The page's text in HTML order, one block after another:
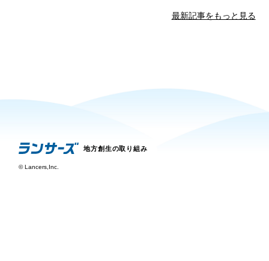
最新記事をもっと見る
地方創生の取り組み
©Lancers,Inc.